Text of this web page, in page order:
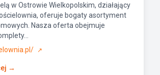
w Ostrowie Wielkopolskim, działający
oferuje bogaty asortyment
Nasza oferta obejmuje
↗
→